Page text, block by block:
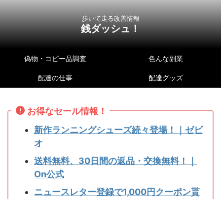
歩いて走る改善情報
銭ダッシュ！
偽物・コピー品調査 色んな副業
配達の仕事 配達グッズ
お得なセール情報！
新作ランニングシューズ続々登場！｜ゼビ
オ
送料無料、30日間の返品・交換無料！｜
On公式
ニュースレター登録で1,000円クーポン貰